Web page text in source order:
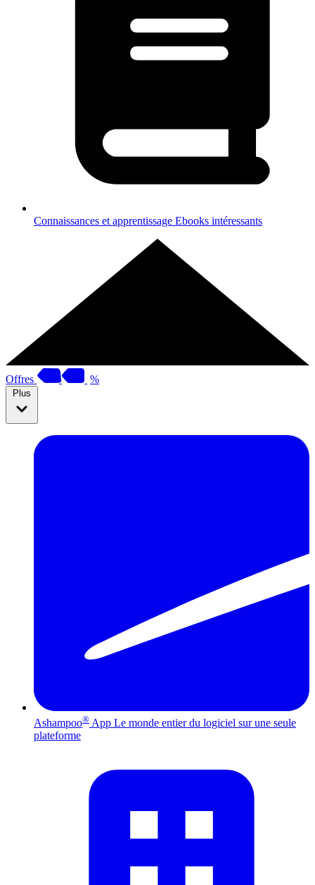
Connaissances et apprentissage Ebooks intéressants
Offres %
Plus
Ashampoo® App Le monde entier du logiciel sur une seule
plateforme